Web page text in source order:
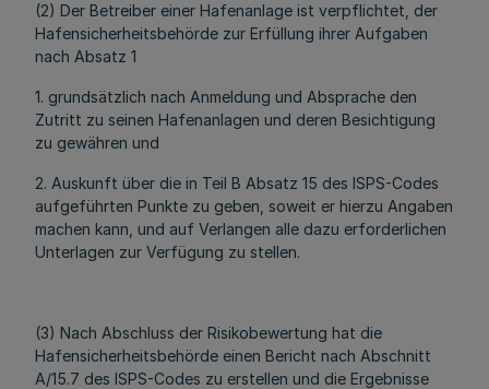
(2) Der Betreiber einer Hafenanlage ist verpflichtet, der
Hafensicherheitsbehörde zur Erfüllung ihrer Aufgaben
nach Absatz 1
1. grundsätzlich nach Anmeldung und Absprache den
Zutritt zu seinen Hafenanlagen und deren Besichtigung
zu gewähren und
2. Auskunft über die in Teil B Absatz 15 des ISPS-Codes
aufgeführten Punkte zu geben, soweit er hierzu Angaben
machen kann, und auf Verlangen alle dazu erforderlichen
Unterlagen zur Verfügung zu stellen.
(3) Nach Abschluss der Risikobewertung hat die
Hafensicherheitsbehörde einen Bericht nach Abschnitt
A/15.7 des ISPS-Codes zu erstellen und die Ergebnisse